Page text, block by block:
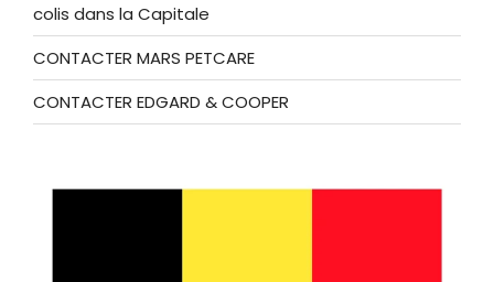
colis dans la Capitale
CONTACTER MARS PETCARE
CONTACTER EDGARD & COOPER